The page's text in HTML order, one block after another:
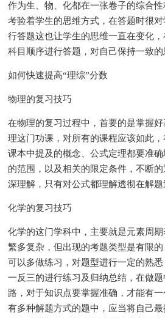
作为生、物、化都在一张卷子的综合
考验着学生的思维方式，在答题时很
行答题这也让学生的思维一直在变化
科目顺序进行答题，对自己保持一致的
如何快速提高“理综”分数
物理的复习技巧
在物理的复习过程中，首要的是掌握
理这门功课，对所有的课程应该如此
课本中提及的概念、公式定理都要准
的范围，以及相关的限定条件，不断
深理解，只有对公式都理解透彻在解题
化学的复习技巧
化学的这门学科中，主要就是元素周
繁多复杂，但出现的考题类型是有限
可以多做练习，对题型进行一定的熟
一反三的进行练习及归纳总结，在做
路，对于知识点要掌握准确，才能有
有多种解题方式的题中，应当将自己